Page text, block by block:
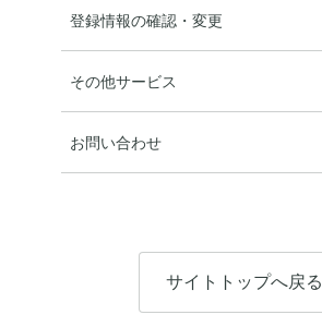
登録情報の確認・変更
その他サービス
お問い合わせ
サイトトップへ戻る